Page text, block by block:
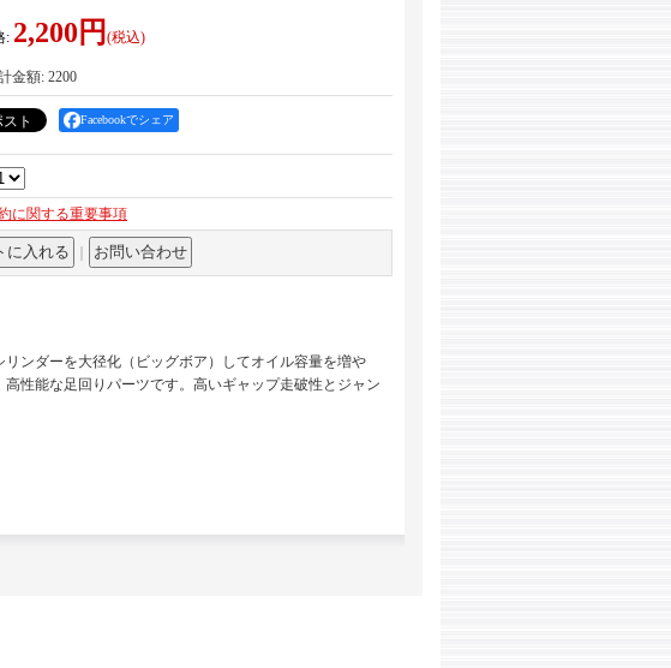
: 2,200円 (税込)
金額: 2200
Facebookでシェア
に関する重要事項
ンダーを大径化（ビッグボア）してオイル容量を増や
性能な足回りパーツです。高いギャップ走破性とジャン